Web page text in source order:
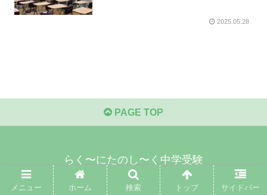
2025.05.28
PAGE TOP
らく〜にたのし〜く中学受験
© 2021 らく〜にたのし〜く中学受験.
メニュー ホーム 検索 トップ サイドバー